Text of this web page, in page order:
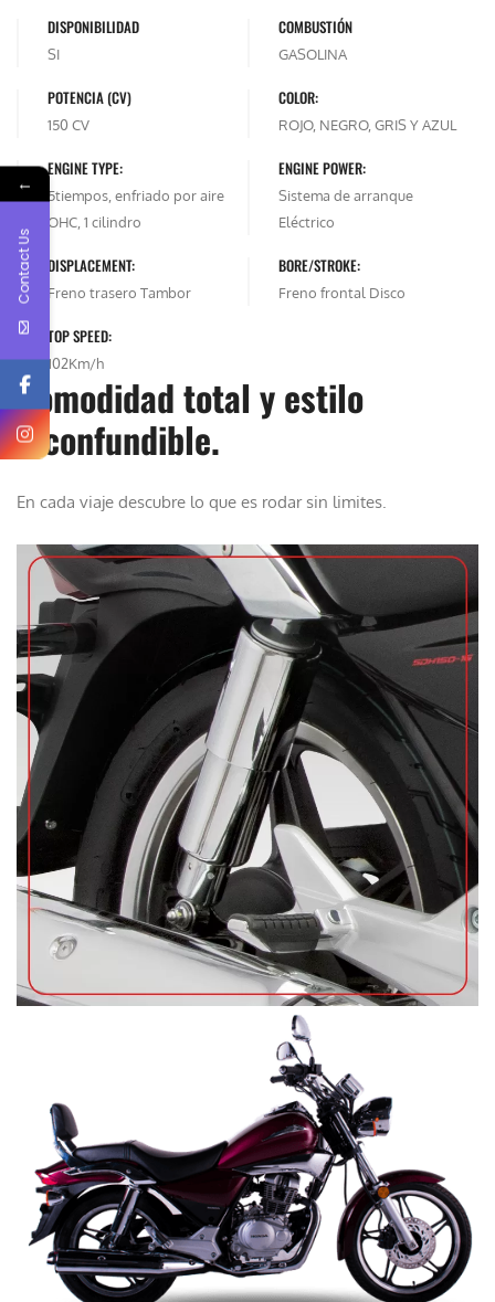
DISPONIBILIDAD
SI
COMBUSTIÓN
GASOLINA
POTENCIA (CV)
150 CV
COLOR:
ROJO, NEGRO, GRIS Y AZUL
ENGINE TYPE:
5tiempos, enfriado por aire
OHC, 1 cilindro
ENGINE POWER:
Sistema de arranque
Eléctrico
DISPLACEMENT:
Freno trasero Tambor
BORE/STROKE:
Freno frontal Disco
TOP SPEED:
102Km/h
Comodidad total y estilo
inconfundible.
En cada viaje descubre lo que es rodar sin limites.
←
Contact Us